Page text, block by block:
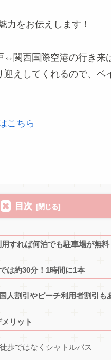
力をお伝えします！
関西国際空港の行き来
えしてくれるので、ベ
こちら
目次
すれば何泊でも駐車場が無料
は約30分！1時間に1本
人割引やピーチ利用者割引も
リット
歩ではなくシャトルバス